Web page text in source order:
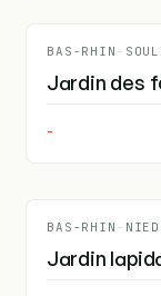
BAS-RHIN -
Jardin des
-
BAS-RHIN -
Jardin